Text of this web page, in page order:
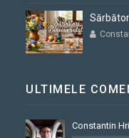
ULTIMELE
Constantin